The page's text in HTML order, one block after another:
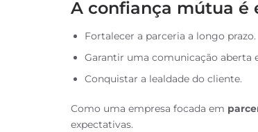
A confiança mútua é
Fortalecer a parceria a longo prazo.
Garantir uma comunicação aberta
Conquistar a lealdade do cliente.
Como uma empresa focada em
expectativas.